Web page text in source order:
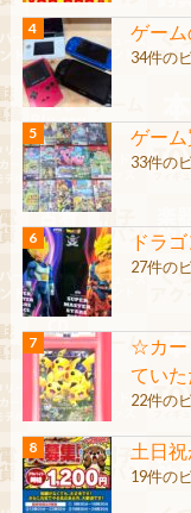
ゲーム
34件の
ゲーム
33件の
ドラ
27件の
☆カー
ていた
22件の
土日祝
19件の